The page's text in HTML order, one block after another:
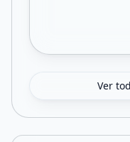
Ver